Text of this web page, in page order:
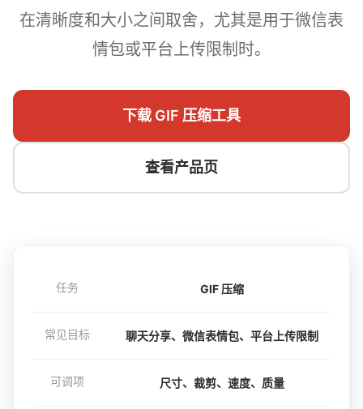
在清晰度和大小之间取舍，尤其是用于微信表
情包或平台上传限制时。
下载 GIF 压缩工具
查看产品页
任务 GIF 压缩
常见目标 聊天分享、微信表情包、平台上传限制
可调项 尺寸、裁剪、速度、质量